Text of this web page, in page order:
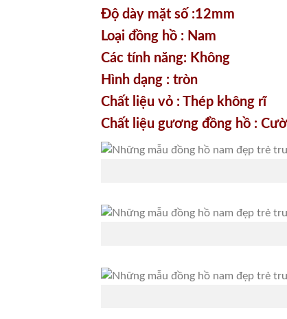
Độ dày mặt số :12mm
Loại đồng hồ : Nam
Các tính năng: Không
Hình dạng : tròn
Chất liệu vỏ : Thép không rĩ
Chất liệu gương đồng hồ :